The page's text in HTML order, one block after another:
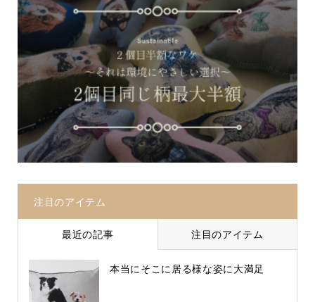
注目のアイテム
最近の記事 注目のアイテム
本当にそこに居る様な姿に大満足